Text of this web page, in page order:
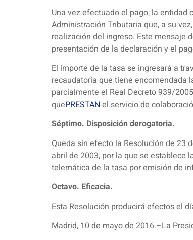
Una vez efectuado el pago, la entidad
Administración Tributaria que, a su
realización del ingreso. Este mensaje
presentación de la declaración y el
El importe de la tasa se ingresará a
recaudatoria que tiene encomendada
parcialmente el Real Decreto 939/
quePRESTANel servicio de
Séptimo. Disposición derogatoria.
Queda sin efecto la Resolución de 23
abril de 2003, por la que se establece
telemática de la tasa por emisión de
Octavo. Eficacia.
Esta Resolución producirá efectos el
Madrid, 10 de mayo de 2016.–La